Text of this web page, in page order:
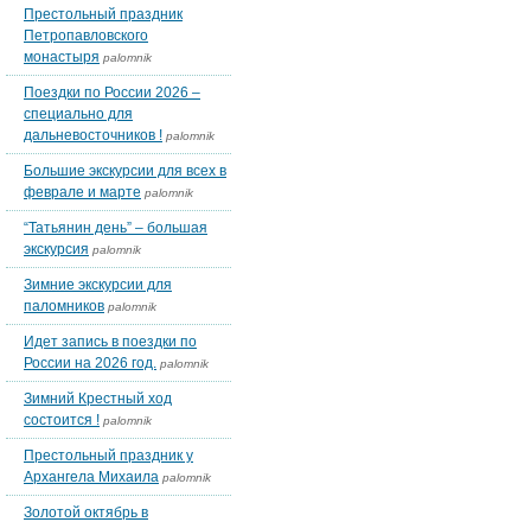
Престольный праздник
Петропавловского
монастыря palomnik
Поездки по России 2026 –
специально для
дальневосточников ! palomnik
Большие экскурсии для всех в
феврале и марте palomnik
“Татьянин день” – большая
экскурсия palomnik
Зимние экскурсии для
паломников palomnik
Идет запись в поездки по
России на 2026 год. palomnik
Зимний Крестный ход
состоится ! palomnik
Престольный праздник у
Архангела Михаила palomnik
Золотой октябрь в